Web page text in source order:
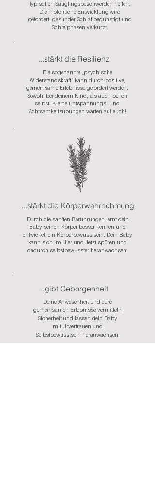
typischen Säuglingsbeschwerden helfen.
Die motorische Entwicklung wird
gefördert, gesunder Schlaf begünstigt und
Schreiphasen verkürzt.
...stärkt die Resilienz
Die sogenannte „psychische
Widerstandskraft“ kann durch positive,
gemeinsame Erlebnisse gefördert werden.
Sowohl bei deinem Kind, als auch bei dir
selbst. Kleine Entspannungs- und
Achtsamkeitsübungen warten auf euch!
...stärkt die Körperwahrnehmung
Durch die sanften Berührungen lernt dein
Baby seinen Körper besser kennen und
entwickelt ein Körperbewusstsein. Dein Baby
kann sich im Hier und Jetzt spüren und
dadurch selbstbewusster heranwachsen.
...gibt Geborgenheit
Deine Anwesenheit und eure
gemeinsamen Erlebnisse vermitteln
Sicherheit und lassen dein Baby
mit Urvertrauen und
Selbstbewusstsein heranwachsen.